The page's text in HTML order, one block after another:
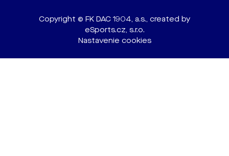
Copyright © FK DAC 1904, a.s., created by
eSports.cz, s.r.o.
Nastavenie cookies